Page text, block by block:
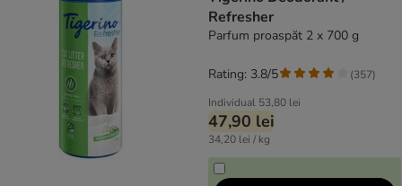
Refresher
Parfum proaspăt 2 x 700 g
Individual 53,80 lei
47,90 lei
34,20 lei / kg
Rating: 3.8/5 (357)